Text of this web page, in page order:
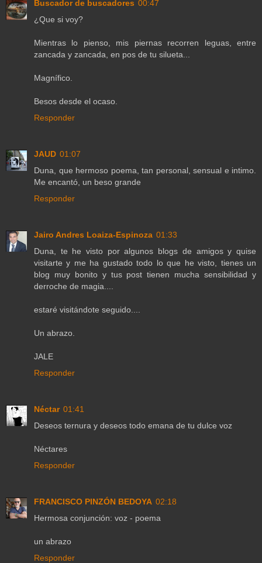
Buscador de buscadores 00:47
¿Que si voy?
Mientras lo pienso, mis piernas recorren leguas, entre
zancada y zancada, en pos de tu silueta...
Magnífico.
Besos desde el ocaso.
Responder
JAUD 01:07
Duna, que hermoso poema, tan personal, sensual e intimo.
Me encantó, un beso grande
Responder
Jairo Andres Loaiza-Espinoza 01:33
Duna, te he visto por algunos blogs de amigos y quise
visitarte y me ha gustado todo lo que he visto, tienes un
blog muy bonito y tus post tienen mucha sensibilidad y
derroche de magia....
estaré visitándote seguido....
Un abrazo.
JALE
Responder
Néctar 01:41
Deseos ternura y deseos todo emana de tu dulce voz
Néctares
Responder
FRANCISCO PINZÓN BEDOYA 02:18
Hermosa conjunción: voz - poema
un abrazo
Responder